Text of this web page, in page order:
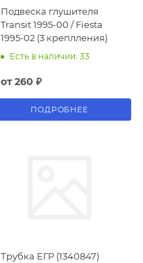
Подвеска глушителя
Transit 1995-00 / Fiesta
1995-02 (3 креплления)
Есть в наличии: 33
от260 ₽
ПОДРОБНЕЕ
Трубка ЕГР (1340847)